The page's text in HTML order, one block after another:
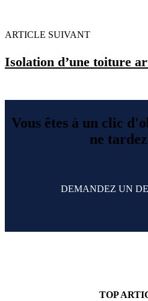
ARTICLE SUIVANT
Isolation d’une toiture
Vous êtes à un clic
ne
DEMANDEZ UN
TOP